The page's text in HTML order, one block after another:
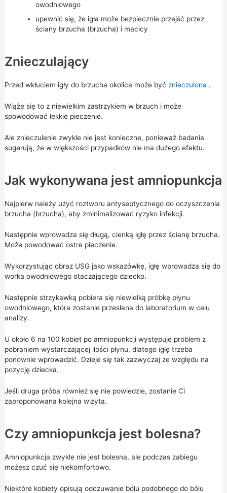
owodniowego
upewnić się, że igła może bezpiecznie przejść przez
ściany brzucha (brzucha) i macicy
Znieczulający
Przed wkłuciem igły do brzucha okolica może być znieczulona .
Wiąże się to z niewielkim zastrzykiem w brzuch i może
spowodować lekkie pieczenie.
Ale znieczulenie zwykle nie jest konieczne, ponieważ badania
sugerują, że w większości przypadków nie ma dużego efektu.
Jak wykonywana jest amniopunkcja
Najpierw należy użyć roztworu antyseptycznego do oczyszczenia
brzucha (brzucha), aby zminimalizować ryzyko infekcji.
Następnie wprowadza się długą, cienką igłę przez ścianę brzucha.
Może powodować ostre pieczenie.
Wykorzystując obraz USG jako wskazówkę, igłę wprowadza się do
worka owodniowego otaczającego dziecko.
Następnie strzykawką pobiera się niewielką próbkę płynu
owodniowego, która zostanie przesłana do laboratorium w celu
analizy.
U około 6 na 100 kobiet po amniopunkcji występuje problem z
pobraniem wystarczającej ilości płynu, dlatego igłę trzeba
ponownie wprowadzić. Dzieje się tak zazwyczaj ze względu na
pozycję dziecka.
Jeśli druga próba również się nie powiedzie, zostanie Ci
zaproponowana kolejna wizyta.
Czy amniopunkcja jest bolesna?
Amniopunkcja zwykle nie jest bolesna, ale podczas zabiegu
możesz czuć się niekomfortowo.
Niektóre kobiety opisują odczuwanie bólu podobnego do bólu